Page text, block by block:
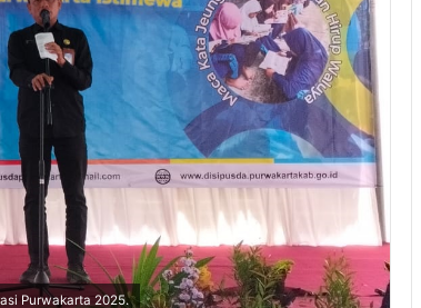
Purwakarta 2025.